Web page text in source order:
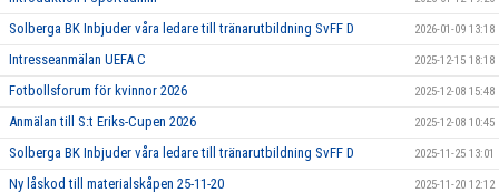
Solberga BK Inbjuder våra ledare till tränarutbildning SvFF D 2026-01-09 13:18
Intresseanmälan UEFA C 2025-12-15 18:18
Fotbollsforum för kvinnor 2026 2025-12-08 15:48
Anmälan till S:t Eriks-Cupen 2026 2025-12-08 10:45
Solberga BK Inbjuder våra ledare till tränarutbildning SvFF D 2025-11-25 13:01
Ny låskod till materialskåpen 25-11-20 2025-11-20 12:12